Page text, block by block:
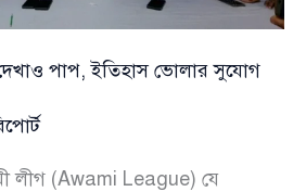
পাপ, ইতিহাস ভোলার সুযোগ
লীগ (Awami League) যে